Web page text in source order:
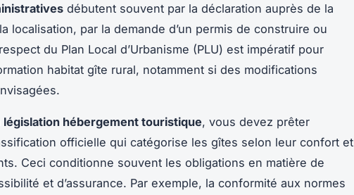
débutent souvent par la déclaration auprès de la
localisation, par la demande d’un permis de construire ou
du Plan Local d’Urbanisme (PLU) est impératif pour
habitat gîte rural, notamment si des modifications
législation hébergement touristique, vous devez prêter
officielle qui catégorise les gîtes selon leur confort et
Ceci conditionne souvent les obligations en matière de
et d’assurance. Par exemple, la conformité aux normes